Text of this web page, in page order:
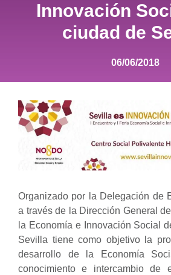
Innovación
ciudad de
06/06/2018
Organizado por la Delegación de
a través de la Dirección General
la Economía e Innovación Social
Sevilla tiene como objetivo la
desarrollo de la Economía
conocimiento e intercambio de